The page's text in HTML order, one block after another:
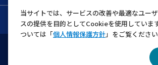
当サイトでは、サービスの改善や最適なユー
スの提供を目的としてCookieを使用していま
ついては「個人情報保護方針」をご覧ください
お問い合わせ
個人情報保